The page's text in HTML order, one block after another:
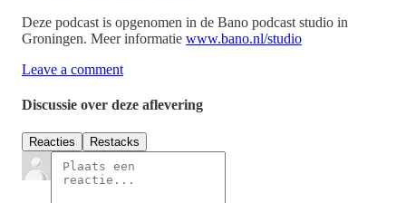
Deze podcast is opgenomen in de Bano podcast studio in
Groningen. Meer informatie www.bano.nl/studio
Leave a comment
Discussie over deze aflevering
Reacties Restacks